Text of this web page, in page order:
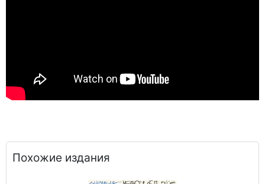
Похожие издания